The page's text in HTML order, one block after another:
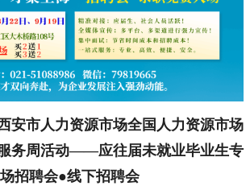
安市人力资源市场全国人力资源市场
务周活动——应往届未就业毕业生专
场招聘会●线下招聘会